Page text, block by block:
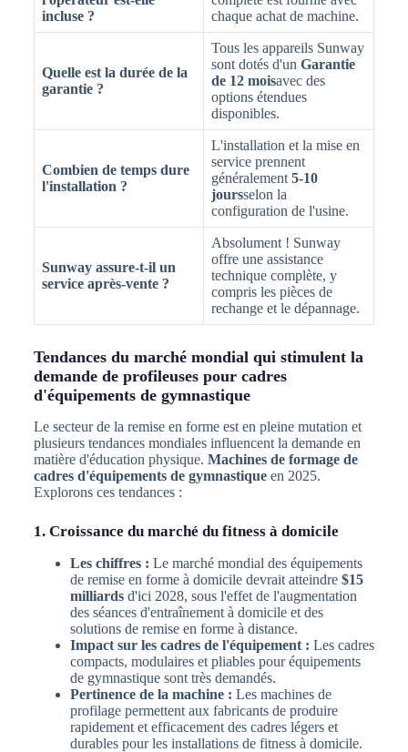
incluse ?
chaque achat de machine.
Quelle est la durée de la
garantie ?
Tous les appareils Sunway
sont dotés d'un Garantie
de 12 moisavec des
options étendues
disponibles.
Combien de temps dure
l'installation ?
L'installation et la mise en
service prennent
généralement 5-10
joursselon la
configuration de l'usine.
Sunway assure-t-il un
service après-vente ?
Absolument ! Sunway
offre une assistance
technique complète, y
compris les pièces de
rechange et le dépannage.
Tendances du marché mondial qui stimulent la
demande de profileuses pour cadres
d'équipements de gymnastique
Le secteur de la remise en forme est en pleine mutation et
plusieurs tendances mondiales influencent la demande en
matière d'éducation physique. Machines de formage de
cadres d'équipements de gymnastiqueen 2025.
Explorons ces tendances :
1. Croissance du marché du fitness à domicile
Les chiffres : Le marché mondial des équipements
de remise en forme à domicile devrait atteindre $15
milliardsd'ici 2028, sous l'effet de l'augmentation
des séances d'entraînement à domicile et des
solutions de remise en forme à distance.
Impact sur les cadres de l'équipement : Les cadres
compacts, modulaires et pliables pour équipements
de gymnastique sont très demandés.
Pertinence de la machine : Les machines de
profilage permettent aux fabricants de produire
rapidement et efficacement des cadres légers et
durables pour les installations de fitness à domicile.